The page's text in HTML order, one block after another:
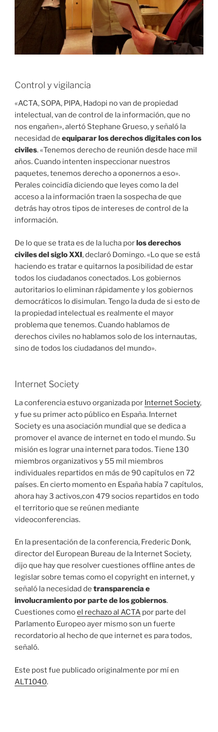
Control y vigilancia
«ACTA, SOPA, PIPA, Hadopi no van de propiedad
intelectual, van de control de la información, que no
nos engañen», alertó Stephane Grueso, y señaló la
necesidad de equiparar los derechos digitales con los
civiles. «Tenemos derecho de reunión desde hace mil
años. Cuando intenten inspeccionar nuestros
paquetes, tenemos derecho a oponernos a eso».
Perales coincidía diciendo que leyes como la del
acceso a la información traen la sospecha de que
detrás hay otros tipos de intereses de control de la
información.
De lo que se trata es de la lucha porlos derechos
civiles del siglo XXI, declaró Domingo. «Lo que se está
haciendo es tratar e quitarnos la posibilidad de estar
todos los ciudadanos conectados. Los gobiernos
autoritarios lo eliminan rápidamente y los gobiernos
democráticos lo disimulan. Tengo la duda de si esto de
la propiedad intelectual es realmente el mayor
problema que tenemos. Cuando hablamos de
derechos civiles no hablamos solo de los internautas,
sino de todos los ciudadanos del mundo».
Internet Society
La conferencia estuvo organizada por Internet Society,
y fue su primer acto público en España. Internet
Society es una asociación mundial que se dedica a
promover el avance de internet en todo el mundo. Su
misión es lograr una internet para todos. Tiene 130
miembros organizativos y 55 mil miembros
individuales repartidos en más de 90 capítulos en 72
países. En cierto momento en España había 7 capítulos,
ahora hay 3 activos,con 479 socios repartidos en todo
el territorio que se reúnen mediante
videoconferencias.
En la presentación de la conferencia, Frederic Donk,
director del European Bureau de la Internet Society,
dijo que hay que resolver cuestiones offline antes de
legislar sobre temas como el copyright en internet, y
señaló la necesidad de transparencia e
involucramiento por parte de los gobiernos.
Cuestiones comoel rechazo al ACTA por parte del
Parlamento Europeo ayer mismo son un fuerte
recordatorio al hecho de que internet es para todos,
señaló.
Este post fue publicado originalmente por mí en
ALT1040.